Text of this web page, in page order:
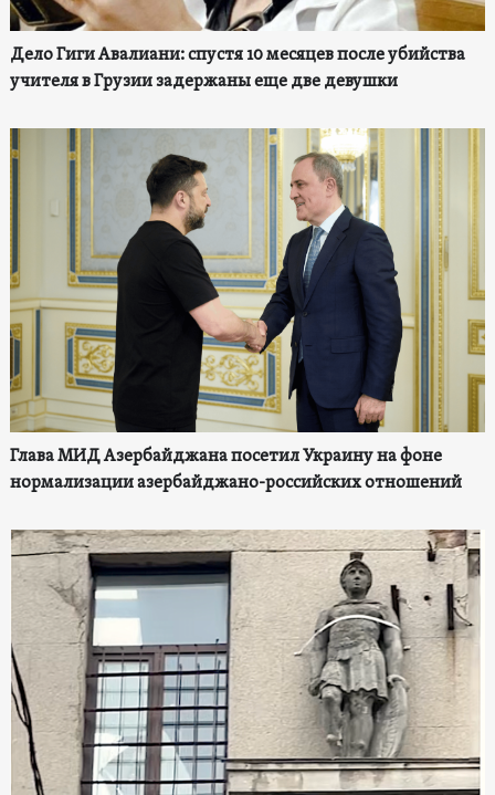
Дело Гиги Авалиани: спустя 10 месяцев после убийства
учителя в Грузии задержаны еще две девушки
Глава МИД Азербайджана посетил Украину на фоне
нормализации азербайджано-российских отношений